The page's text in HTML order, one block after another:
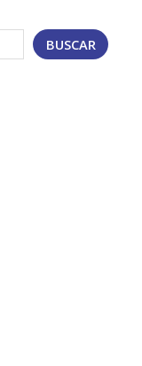
BUSCAR